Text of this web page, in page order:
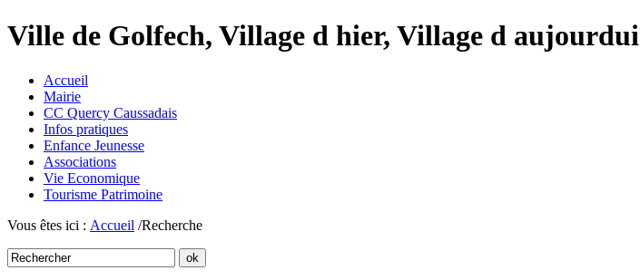
Ville de Golfech, Village d hier, Village d aujourdui
Accueil
Mairie
CC Quercy Caussadais
Infos pratiques
Enfance Jeunesse
Associations
Vie Economique
Tourisme Patrimoine
Vous êtes ici : Accueil /Recherche